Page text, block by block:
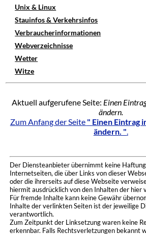
Unix & Linux
Stauinfos & Verkehrsinfos
Verbraucherinformationen
Webverzeichnisse
Wetter
Witze
Aktuell aufgerufene Seite: Einen
ändern.
Zum Anfang der Seite " Einen Eintrag
ändern. ".
Der Diensteanbieter übernimmt keine
Internetseiten, die über Links von dieser
oder die ihrerseits auf diese Webseite
hiermit ausdrücklich von den Inhalten der hier
Für fremde Inhalte kann keine Gewähr
Inhalte der verlinkten Seiten ist der jeweilige
verantwortlich.
Zum Zeitpunkt der Linksetzung waren keine
erkennbar. Falls Rechtsverletzungen bekannt